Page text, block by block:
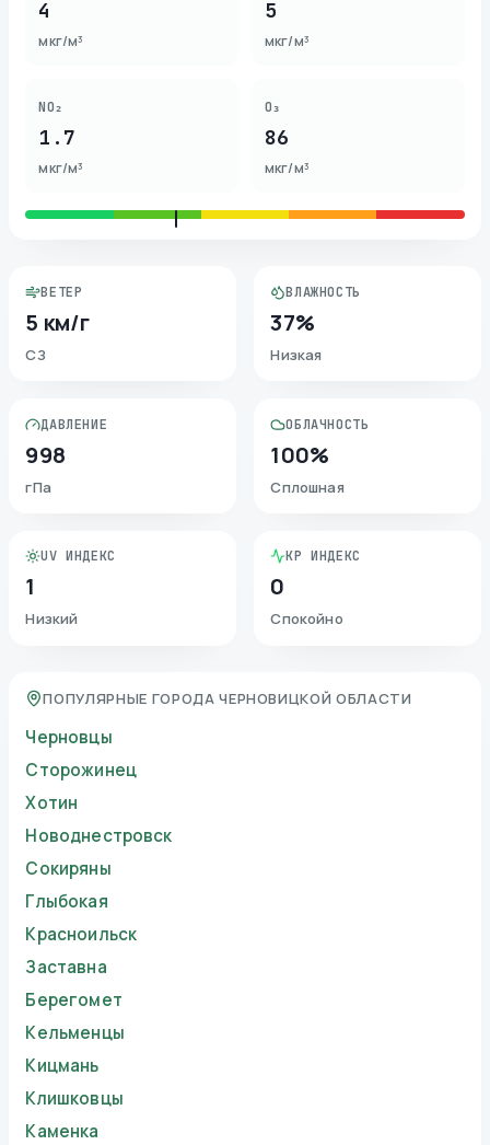
4
мкг/м³
5
мкг/м³
NO₂
1.7
мкг/м³
O₃
86
мкг/м³
ВЕТЕР
5 км/г
СЗ
ВЛАЖНОСТЬ
37%
Низкая
ДАВЛЕНИЕ
998
гПа
ОБЛАЧНОСТЬ
100%
Сплошная
UV ИНДЕКС
1
Низкий
KP ИНДЕКС
0
Спокойно
ПОПУЛЯРНЫЕ ГОРОДА ЧЕРНОВИЦКОЙ ОБЛАСТИ
Черновцы
Сторожинец
Хотин
Новоднестровск
Сокиряны
Глыбокая
Красноильск
Заставна
Берегомет
Кельменцы
Кицмань
Клишковцы
Каменка